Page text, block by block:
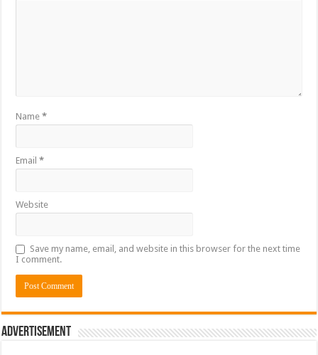
Name*
Email*
Website
Save my name, email, and website in this browser for the next time
I comment.
Advertisement